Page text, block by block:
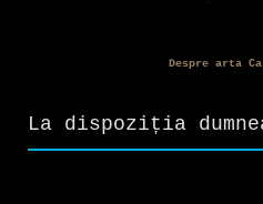
Despre arta
La dispoziția